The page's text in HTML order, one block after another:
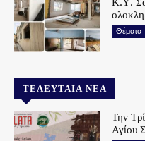
Θέματα
ΤΕΛΕΥΤΑΊΑ ΝΈΑ
Την
Αγίου